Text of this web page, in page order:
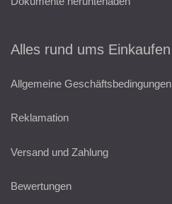
Alles rund ums Einkaufen
Allgemeine Geschäftsbedingungen
Reklamation
Versand und Zahlung
Bewertungen